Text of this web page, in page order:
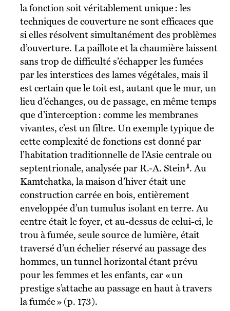
la fonction soit véritablement unique : les
techniques de couverture ne sont efficaces que
si elles résolvent simultanément des problèmes
d’ouverture. La paillote et la chaumière laissent
sans trop de difficulté s’échapper les fumées
par les interstices des lames végétales, mais il
est certain que le toit est, autant que le mur, un
lieu d’échanges, ou de passage, en même temps
que d’interception : comme les membranes
vivantes, c’est un filtre. Un exemple typique de
cette complexité de fonctions est donné par
l’habitation traditionnelle de l’Asie centrale ou
septentrionale, analysée par R.-A. Stein1. Au
Kamtchatka, la maison d’hiver était une
construction carrée en bois, entièrement
enveloppée d’un tumulus isolant en terre. Au
centre était le foyer, et au-dessus de celui-ci, le
trou à fumée, seule source de lumière, était
traversé d’un échelier réservé au passage des
hommes, un tunnel horizontal étant prévu
pour les femmes et les enfants, car « un
prestige s’attache au passage en haut à travers
la fumée » (p. 173).